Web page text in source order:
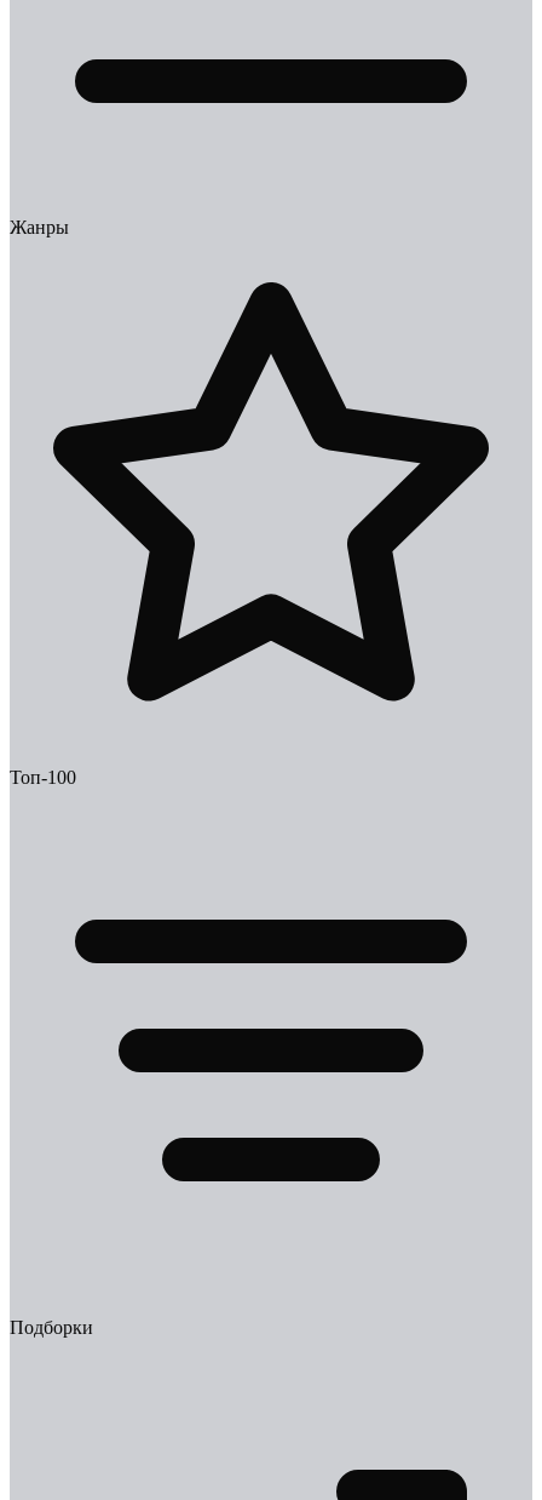
Жанры
Топ-100
Подборки